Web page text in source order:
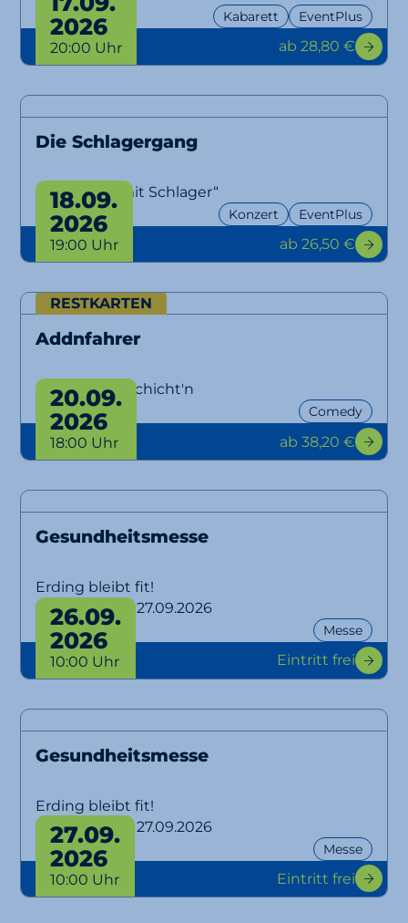
Kabarett EventPlus
2026
20:00 Uhr ab 28,80 €
Die Schlagergang
„Aber bitte mit Schlager“
Konzert EventPlus
18.09.
2026
19:00 Uhr ab 26,50 €
RESTKARTEN
Addnfahrer
Lausbuam Gschicht'n
Comedy
20.09.
2026
18:00 Uhr ab 38,20 €
Gesundheitsmesse
Erding bleibt fit!
von 26.09. bis 27.09.2026
Messe
26.09.
2026
10:00 Uhr Eintritt frei
Gesundheitsmesse
Erding bleibt fit!
von 26.09. bis 27.09.2026
Messe
27.09.
2026
10:00 Uhr Eintritt frei